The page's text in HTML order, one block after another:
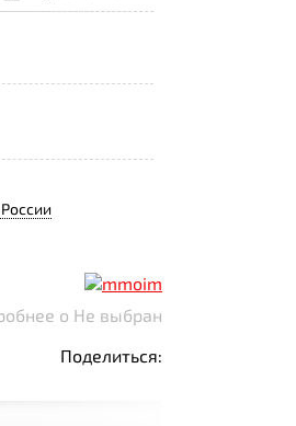
о Не выбран
Поделиться: